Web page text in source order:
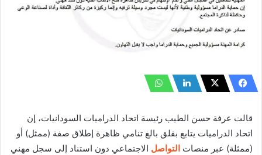
قالت عرفة حسن الطيب رئيسة اتحاد الدراميات السودانيات، إن
اتحاد الدراميات يتابع بقلق بالغ تنامي ظاهرة إطلاق صفة (ممثل) أو
(ممثلة) عبر منصات التواصل الاجتماعي دون استناد إلى سجل مهني